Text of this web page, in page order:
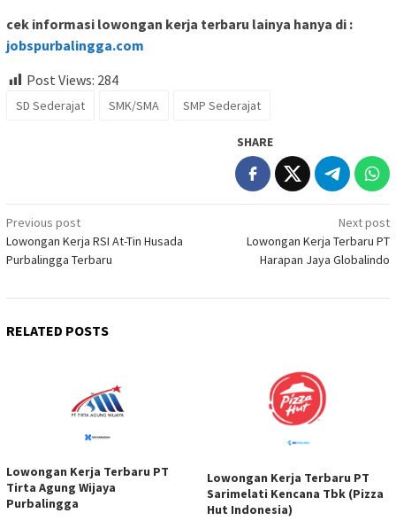
cek informasi lowongan kerja terbaru lainya hanya di :
jobspurbalingga.com
Post Views: 284
SD Sederajat SMK/SMA SMP Sederajat
SHARE
Post
navigation
Previous post
Lowongan Kerja RSI At-Tin Husada
Purbalingga Terbaru
Next post
Lowongan Kerja Terbaru PT
Harapan Jaya Globalindo
RELATED POSTS
Lowongan Kerja Terbaru PT
Tirta Agung Wijaya
Purbalingga
Lowongan Kerja Terbaru PT
Sarimelati Kencana Tbk (Pizza
Hut Indonesia)